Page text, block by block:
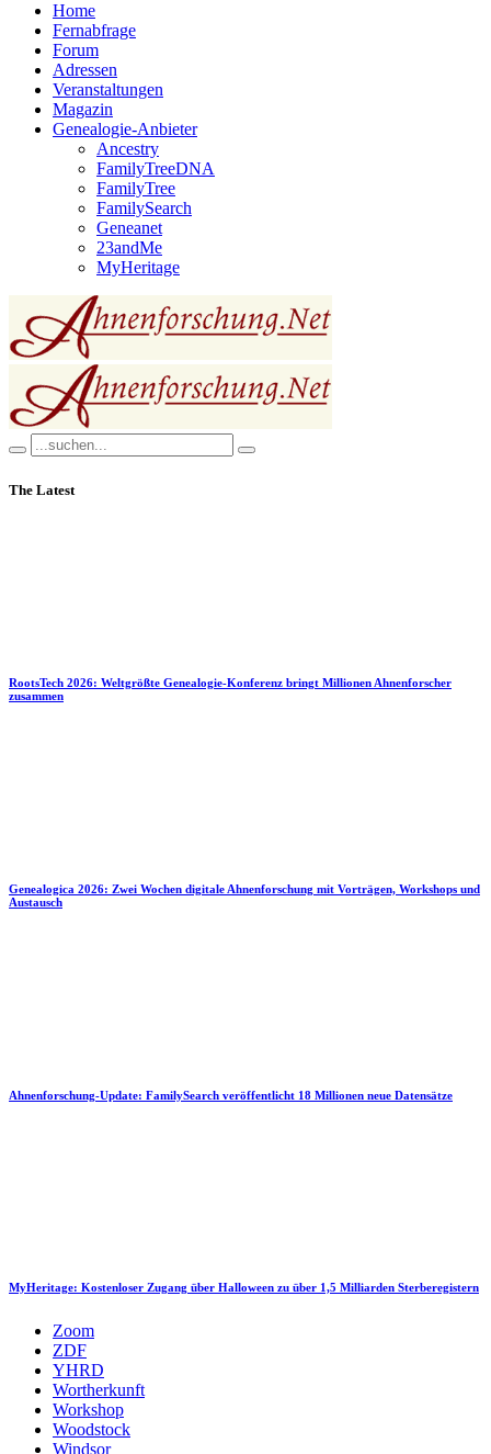
Home
Fernabfrage
Forum
Adressen
Veranstaltungen
Magazin
Genealogie-Anbieter
Ancestry
FamilyTreeDNA
FamilyTree
FamilySearch
Geneanet
23andMe
MyHeritage
The Latest
RootsTech 2026: Weltgrößte Genealogie-Konferenz bringt Millionen Ahnenforscher
zusammen
Genealogica 2026: Zwei Wochen digitale Ahnenforschung mit Vorträgen, Workshops und
Austausch
Ahnenforschung-Update: FamilySearch veröffentlicht 18 Millionen neue Datensätze
MyHeritage: Kostenloser Zugang über Halloween zu über 1,5 Milliarden Sterberegistern
Zoom
ZDF
YHRD
Wortherkunft
Workshop
Woodstock
Windsor